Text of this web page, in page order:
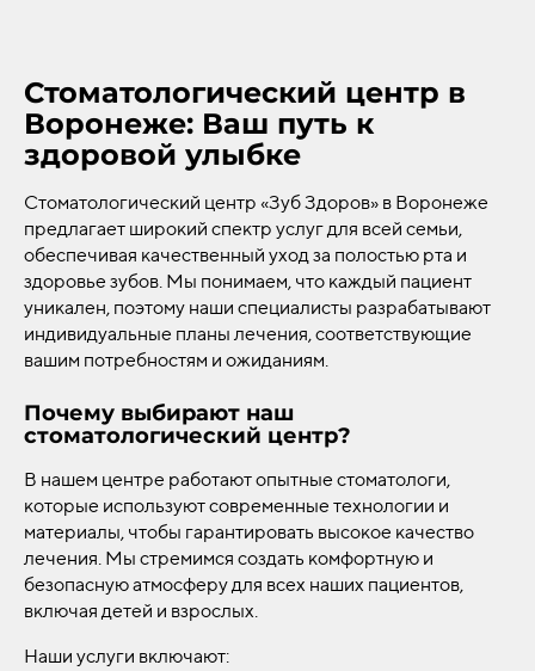
Стоматологический центр в
Воронеже: Ваш путь к
здоровой улыбке
Стоматологический центр «Зуб Здоров» в Воронеже
предлагает широкий спектр услуг для всей семьи,
обеспечивая качественный уход за полостью рта и
здоровье зубов. Мы понимаем, что каждый пациент
уникален, поэтому наши специалисты разрабатывают
индивидуальные планы лечения, соответствующие
вашим потребностям и ожиданиям.
Почему выбирают наш
стоматологический центр?
В нашем центре работают опытные стоматологи,
которые используют современные технологии и
материалы, чтобы гарантировать высокое качество
лечения. Мы стремимся создать комфортную и
безопасную атмосферу для всех наших пациентов,
включая детей и взрослых.
Наши услуги включают: